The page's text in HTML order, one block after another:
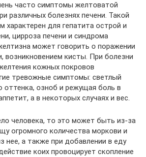
часто симптомы желтоватой
различных болезнях печени. Такой
характерен для гепатита острой и
цирроза печени и синдрома
может говорить о поражении
возникновением кисты. При болезни
кожных покровов
тревожные симптомы: светлый
оттенка, озноб и режущая боль в
а в некоторых случаях и вес.
человека, то это может быть из-за
огромного количества моркови и
нее, а также при добавлении в еду
коих провоцирует скопление